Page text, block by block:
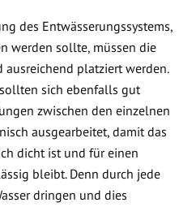
des Entwässerungssystems,
werden sollte, müssen die
platziert werden.
sich ebenfalls gut
zwischen den einzelnen
ausgearbeitet, damit das
dicht ist und für einen
bleibt. Denn durch jede
dringen und dies